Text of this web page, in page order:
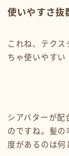
使いやすさ抜
これね、テクス
ちゃ使いやすい
シアバターが配
のですね。髪の
度があるのは何